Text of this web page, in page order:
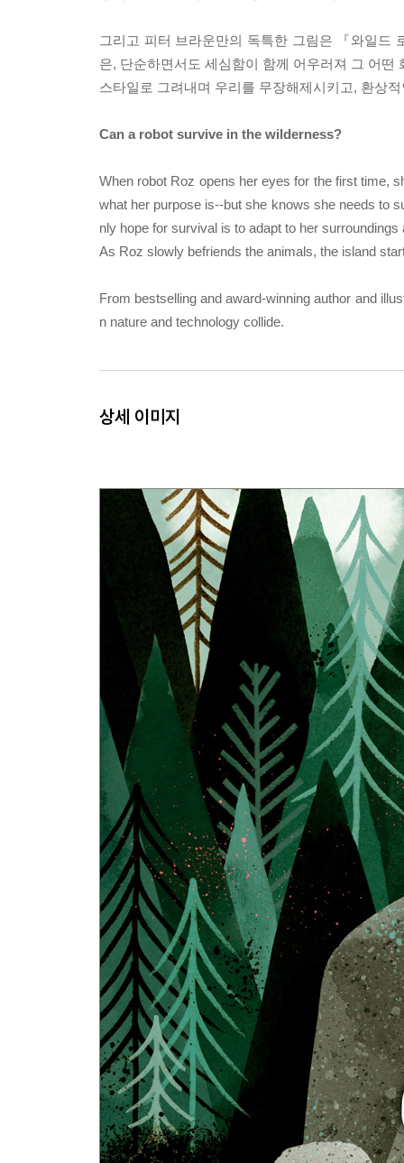
그리고 피터 브라운만의 독특한 그림은 『와일드
은, 단순하면서도 세심함이 함께 어우러져 그 어
스타일로 그려내며 우리를 무장해제시키고, 환상
Can a robot survive in the wilderness?
When robot Roz opens her eyes for the first time,
what her purpose is--but she knows she needs to
nly hope for survival is to adapt to her
As Roz slowly befriends the animals, the island
From bestselling and award-winning author and
n nature and technology collide.
상세 이미지